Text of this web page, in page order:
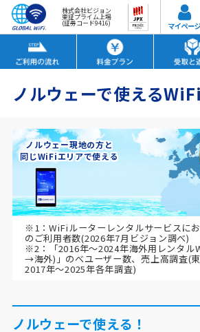
株式会社ビジョン
東証プライム上場
(証券コード9416)
ノルウェーで使える
ノルウェー現地の方と
同じWiFiエリアで使える
※1：WiFiルーターレンタルサービスに
のご利用者数(2026年7月ビジョン調べ)
※2：「2016年～2024年海外用レンタル
→海外)」のべユーザー数、売上高調査(東
2017年～2025年各年調査)
ノルウェーで使える！